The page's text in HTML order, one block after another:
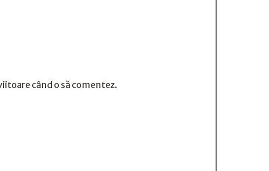
când o să comentez.